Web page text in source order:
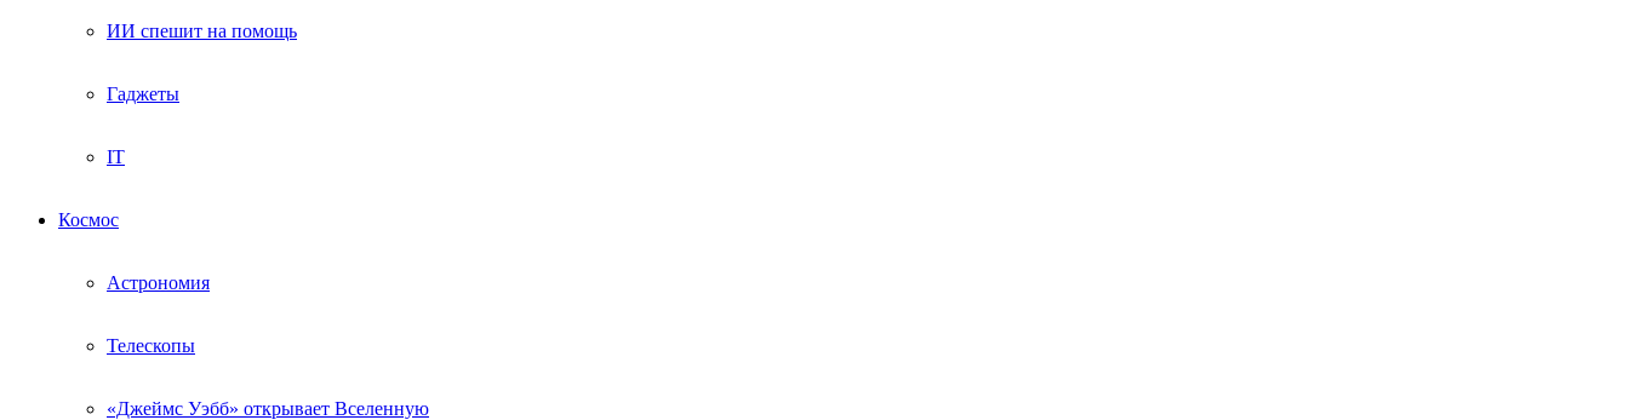
ИИ спешит на помощь
Гаджеты
IT
Космос
Астрономия
Телескопы
«Джеймс Уэбб» открывает Вселенную